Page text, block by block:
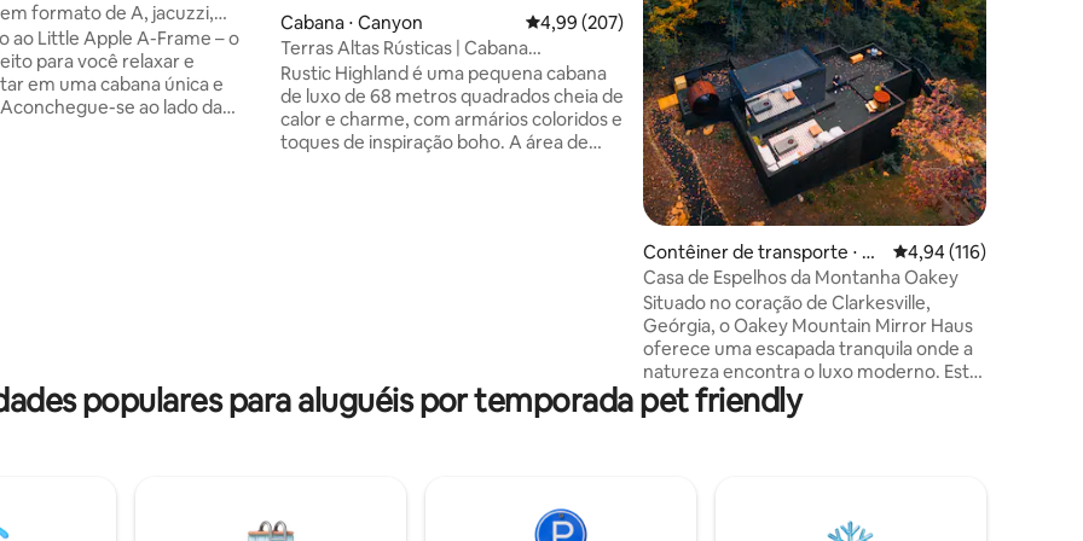
de 5, 1.475 avaliações
formato de A, jacuzzi,
sala de jogos, animais de
permitidos
ao Little Apple A-Frame – o
para você relaxar e
em uma cabana única e
se ao lado da
comunidade! ✲ 30 minutos
e KSU!
Cabana ⋅ Canyon 4,99 de uma avaliação média de 5, 207 avaliações
4,99 (207)
Terras Altas Rústicas | Cabana
deslumbrante na borda do cânion
Rustic Highland é uma pequena cabana
de luxo de 68 metros quadrados cheia de
calor e charme, com armários coloridos e
toques de inspiração boho. A área de
Cânion de Palo Duro para uma
experiência inesquecível.
Contêiner de transporte ⋅ Cl
arkesville
4,94 de uma avaliação
4,94 (116)
Casa de Espelhos da Montanha Oakey
Situado no coração de Clarkesville,
Geórgia, o Oakey Mountain Mirror Haus
oferece uma escapada tranquila onde a
natureza encontra o luxo moderno. Esta
microcasa aconchegante e
cuidadosamente projetada é um paraíso
em harmonia com a natureza enquanto
populares para aluguéis por temporada pet friendly